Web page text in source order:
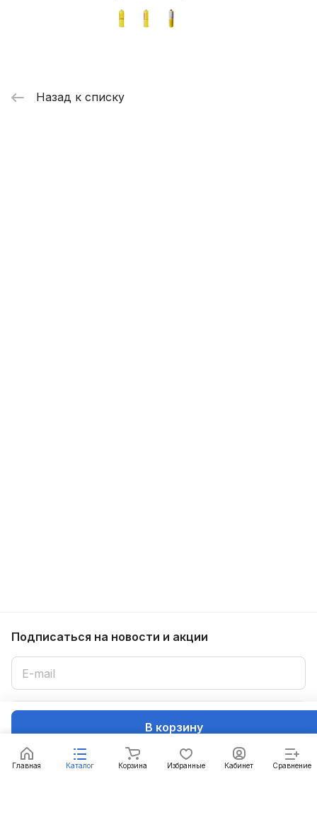
В корзину
Назад к списку
Главная Каталог Корзина Избранные Кабинет Сравнение
Подписаться на новости и акции
Интернет-магазин